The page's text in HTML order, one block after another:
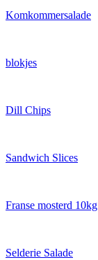
Komkommersalade
blokjes
Dill Chips
Sandwich Slices
Franse mosterd 10kg
Selderie Salade